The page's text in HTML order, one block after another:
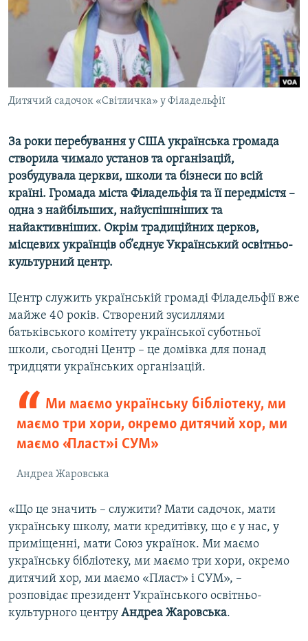
ВІДЕОУРОКИ «ELIFBE»
СВІДЧЕННЯ ОКУПАЦІЇ
УКРАЇНСЬКА ПРОБЛЕМА КРИМУ
ІНФОГРАФІКА
Русский
Qırımtatar
ДОЛУЧАЙСЯ!
Усі сайти RFE/RL
Дитячий садочок «Світличка» у Філадельфії
За роки перебування у США українська громада
створила чимало установ та організацій,
розбудувала церкви, школи та бізнеси по всій
країні. Громада міста Філадельфія та її передмістя –
одна з найбільших, найуспішніших та
найактивніших. Окрім традиційних церков,
місцевих українців об’єднує Український освітньо-
культурний центр.
Центр служить українській громаді Філадельфії вже
майже 40 років. Створений зусиллями
батьківського комітету української суботньої
школи, сьогодні Центр – це домівка для понад
тридцяти українських організацій.
Ми маємо українську бібліотеку, ми
маємо три хори, окремо дитячий хор, ми
маємо «Пласт» і СУМ»
Андреа Жаровська
«Що це значить – служити? Мати садочок, мати
українську школу, мати кредитівку, що є у нас, у
приміщенні, мати Союз українок. Ми маємо
українську бібліотеку, ми маємо три хори, окремо
дитячий хор, ми маємо «Пласт» і СУМ», –
розповідає президент Українського освітньо-
культурного центру Андреа Жаровська.